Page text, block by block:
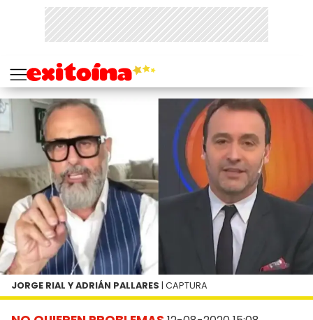
JORGE RIAL Y ADRIÁN PALLARES | CAPTURA